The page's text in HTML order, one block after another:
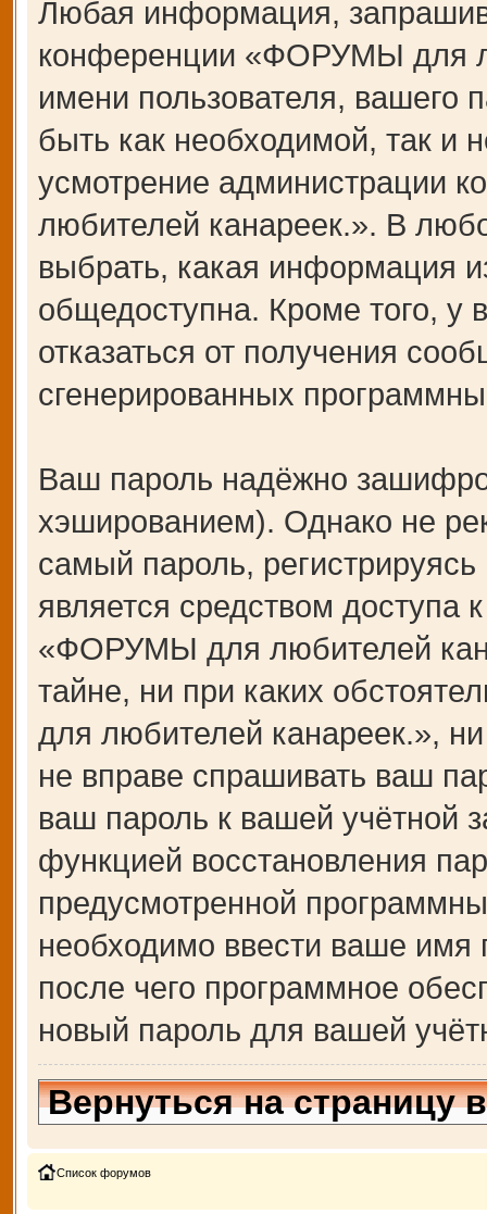
Любая информация,
конференции «ФОРУМЫ для
имени пользователя, вашего
быть как необходимой, так и
усмотрение администрации
любителей канареек.». В
выбрать, какая информация
общедоступна. Кроме того, у
отказаться от получения
сгенерированных
Ваш пароль надёжно
хэшированием). Однако не
самый пароль,
является средством доступа
«ФОРУМЫ для любителей
тайне, ни при каких
для любителей канареек.»,
не вправе спрашивать ваш
ваш пароль к вашей учётной
функцией восстановления
предусмотренной
необходимо ввести ваше имя
после чего программное
новый пароль для вашей
Вернуться на страницу
Список форумов